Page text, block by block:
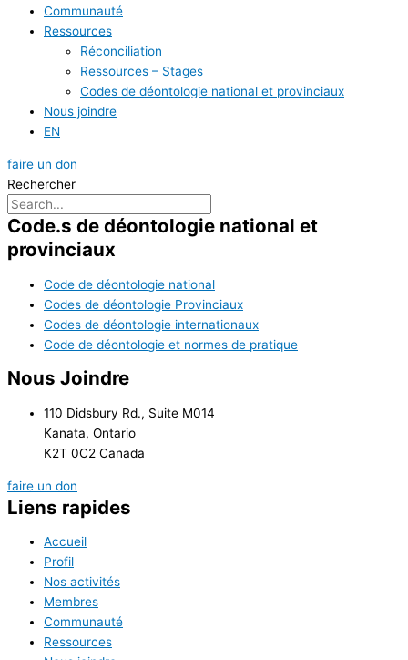
Communauté
Ressources
Réconciliation
Ressources – Stages
Codes de déontologie national et provinciaux
Nous joindre
EN
faire un don
Rechercher
Code.s de déontologie national et
provinciaux
Code de déontologie national
Codes de déontologie Provinciaux
Codes de déontologie internationaux
Code de déontologie et normes de pratique
Nous Joindre
110 Didsbury Rd., Suite M014
Kanata, Ontario
K2T 0C2 Canada
faire un don
Liens rapides
Accueil
Profil
Nos activités
Membres
Communauté
Ressources